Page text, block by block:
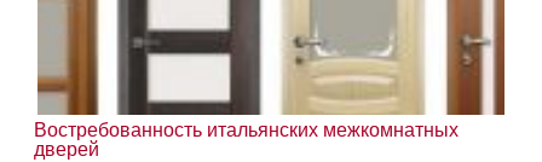
Востребованность итальянских межкомнатных
дверей